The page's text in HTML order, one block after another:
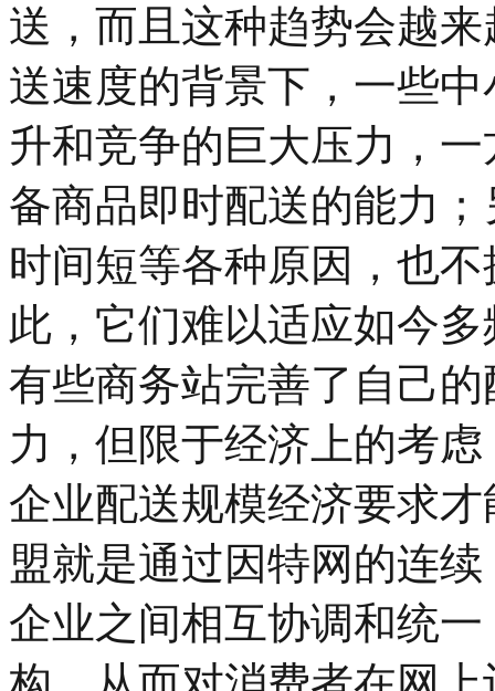
送，而且这种趋势会越
送速度的背景下，一些
升和竞争的巨大压力，
备商品即时配送的能力
时间短等各种原因，也
此，它们难以适应如今
有些商务站完善了自己
力，但限于经济上的考
企业配送规模经济要求
盟就是通过因特网的连
企业之间相互协调和统